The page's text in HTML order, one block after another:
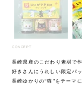
CONCEPT
長崎県産のこだわり素材で
好きさんにうれしい限定パ
長崎ゆかりの“猫”をテーマ